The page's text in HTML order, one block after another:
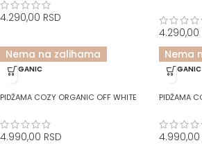
4.290,00 RSD
4.290,00
RASPRODATO
ORGANIC
Nema na zalihama
PIDŽAMA COZY ORGANIC OFF WHITE
4.990,00 RSD
ORGANIC
Nema
PIDŽAMA
4.990,00